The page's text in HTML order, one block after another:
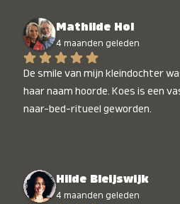
Mathilde Hol
4 maanden geleden
De smile van mijn kleindochter
haar naam hoorde. Koes is een
naar-bed-ritueel geworden.
Hilde Bleijswijk
4 maanden geleden